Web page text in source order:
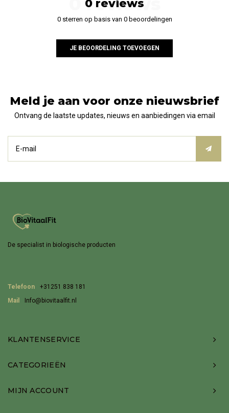
0 reviews
0 sterren op basis van 0 beoordelingen
JE BEOORDELING TOEVOEGEN
Meld je aan voor onze nieuwsbrief
Ontvang de laatste updates, nieuws en aanbiedingen via email
De specialist in biologische producten
Telefoon
+31251 838 181
Mail
Info@biovitaalfit.nl
KLANTENSERVICE
CATEGORIEËN
MIJN ACCOUNT